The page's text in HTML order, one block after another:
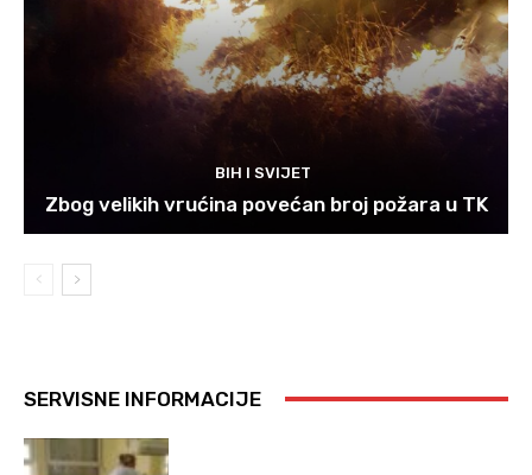
BIH I SVIJET
Zbog velikih vrućina povećan broj požara u TK
SERVISNE INFORMACIJE